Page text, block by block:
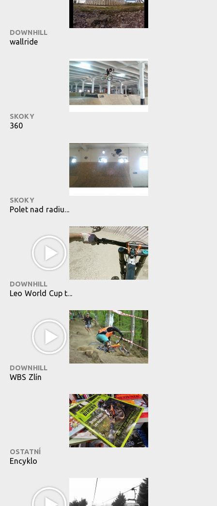
DOWNHILL
wallride
SKOKY
360
SKOKY
Polet nad radiu...
DOWNHILL
Leo World Cup t...
DOWNHILL
WBS Zlín
OSTATNÍ
Encyklo